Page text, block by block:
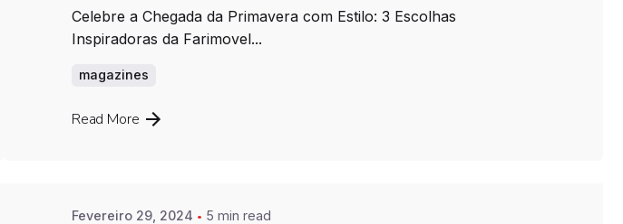
Celebre a Chegada da Primavera com Estilo: 3 Escolhas
Inspiradoras da Farimovel...
magazines
Read MoreFarimovel
Fevereiro 29, 2024 5 min read